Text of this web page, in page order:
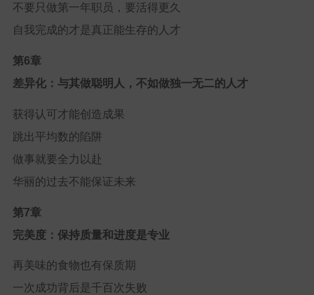
不要只做第一年职员，要活得更久
自我完成的才是真正能生存的人才
第6章
差异化：与其做聪明人，不如做独一无二的人才
获得认可才能创造成果
跳出平均数的陷阱
做事就要全力以赴
华丽的过去不能保证未来
第7章
完美度：保持质量和进度是专业
再美味的食物也有保质期
一次成功背后是千百次失败